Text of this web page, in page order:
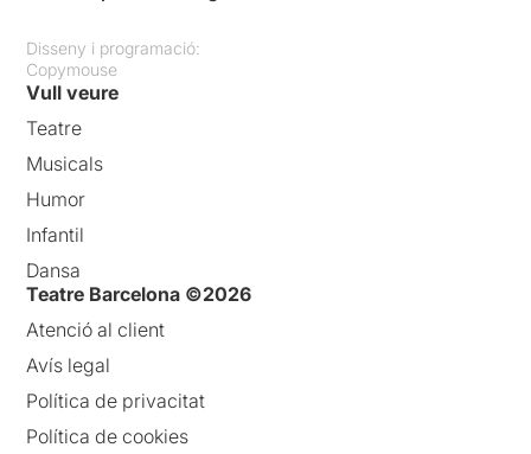
Disseny i programació:
Copymouse
Vull veure
Teatre
Musicals
Humor
Infantil
Dansa
Teatre Barcelona ©2026
Atenció al client
Avís legal
Política de privacitat
Política de cookies